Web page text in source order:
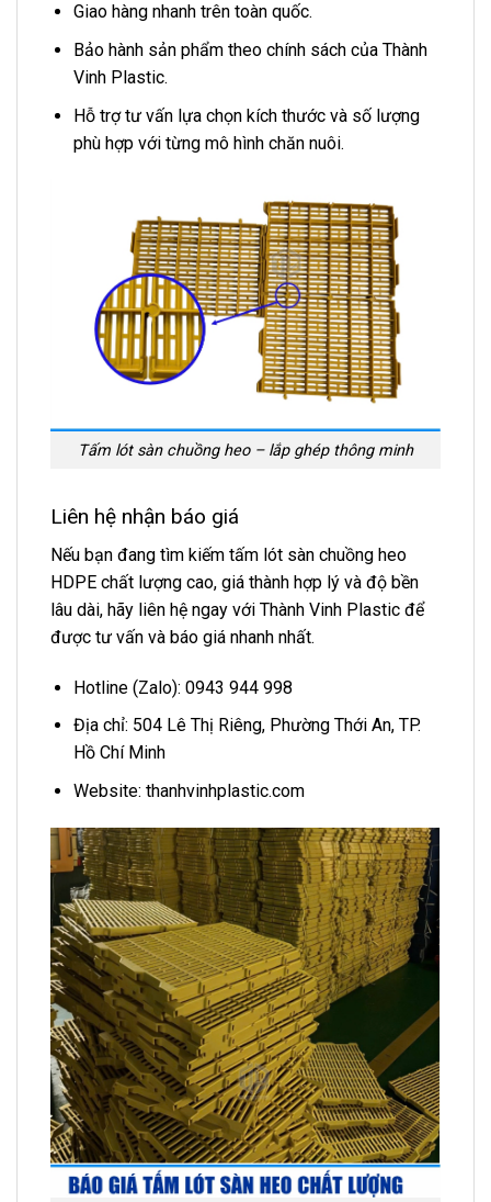
Giao hàng nhanh trên toàn quốc.
Bảo hành sản phẩm theo chính sách của Thành
Vinh Plastic.
Hỗ trợ tư vấn lựa chọn kích thước và số lượng
phù hợp với từng mô hình chăn nuôi.
Tấm lót sàn chuồng heo – lắp ghép thông minh
Liên hệ nhận báo giá
Nếu bạn đang tìm kiếm tấm lót sàn chuồng heo
HDPE chất lượng cao, giá thành hợp lý và độ bền
lâu dài, hãy liên hệ ngay với Thành Vinh Plastic để
được tư vấn và báo giá nhanh nhất.
Hotline (Zalo): 0943 944 998
Địa chỉ: 504 Lê Thị Riêng, Phường Thới An, TP.
Hồ Chí Minh
Website: thanhvinhplastic.com